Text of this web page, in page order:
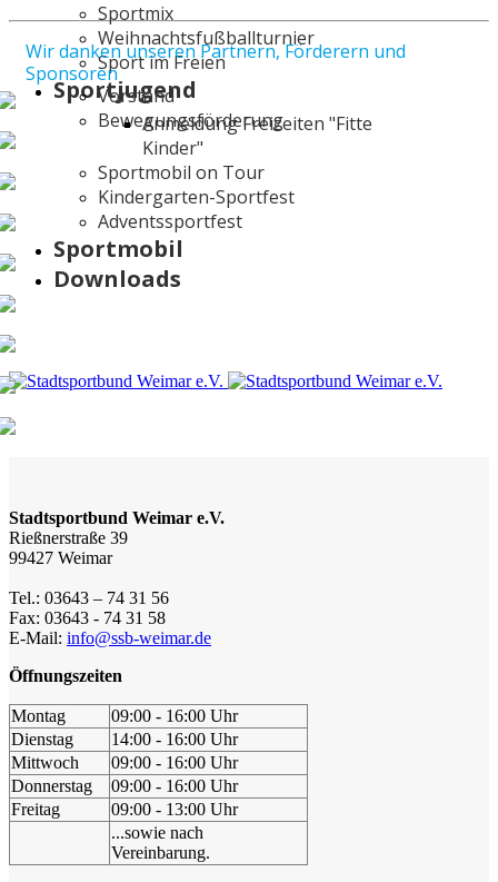
Sportmix
Weihnachtsfußballturnier
Sport im Freien
Sportjugend
Vorstand
Bewegungsförderung
Anmeldung Freizeiten "Fitte
Kinder"
Sportmobil on Tour
Kindergarten-Sportfest
Adventssportfest
Sportmobil
Downloads
Wir danken unseren Partnern, Förderern und
Sponsoren
Stadtsportbund Weimar e.V.
Rießnerstraße 39
99427 Weimar
Tel.: 03643 – 74 31 56
Fax: 03643 - 74 31 58
E-Mail: info@ssb-weimar.de
Öffnungszeiten
Montag
09:00 - 16:00 Uhr
Dienstag
14:00 - 16:00 Uhr
Mittwoch
09:00 - 16:00 Uhr
Donnerstag
09:00 - 16:00 Uhr
Freitag
09:00 - 13:00 Uhr
...sowie nach
Vereinbarung.